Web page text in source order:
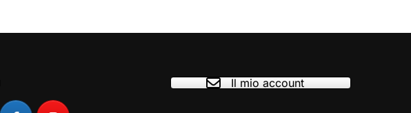
Il mio account